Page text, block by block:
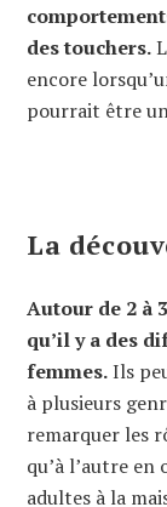
des touchers.
encore
pourrait être un
La
Autour de 2 à
qu’il y a des
femmes.Ils
à plusieurs
remarquer les
qu’à l’autre
adultes à la